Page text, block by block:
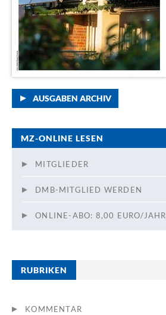
AUSGABEN ARCHIV
MZ-ONLINE LESEN
MITGLIEDER
DMB-MITGLIED WERDEN
ONLINE-ABO: 8,00 EURO/JAHR
RUBRIKEN
KOMMENTAR